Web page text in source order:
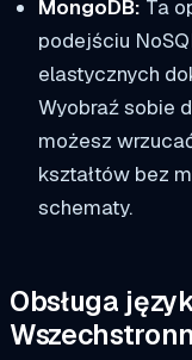
MongoDB: Ta
podejściu
elastycznych
Wyobraź sobie
możesz
kształtów bez
schematy.
Obsługa